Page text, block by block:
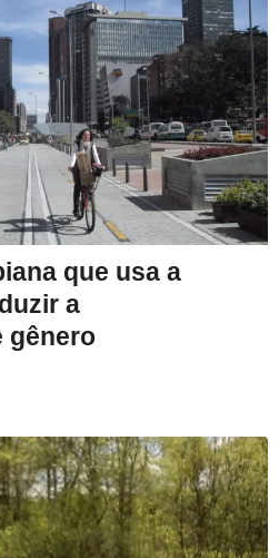
que usa a
a
gênero